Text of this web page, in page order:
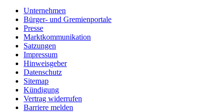
Unternehmen
Bürger- und Gremienportale
Presse
Marktkommunikation
Satzungen
Impressum
Hinweisgeber
Datenschutz
Sitemap
Kündigung
Vertrag widerrufen
Barriere melden